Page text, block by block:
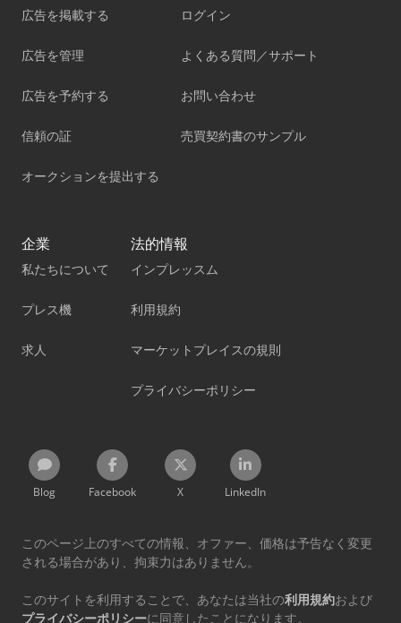
広告を掲載する
広告を管理
広告を予約する
信頼の証
オークションを提出する
ログイン
よくある質問／サポート
お問い合わせ
売買契約書のサンプル
企業
私たちについて
プレス機
求人
法的情報
インプレッスム
利用規約
マーケットプレイスの規則
プライバシーポリシー
Blog Facebook X LinkedIn
このページ上のすべての情報、オファー、価格は予告なく変更
される場合があり、拘束力はありません。
このサイトを利用することで、あなたは当社の利用規約および
プライバシーポリシーに同意したことになります。